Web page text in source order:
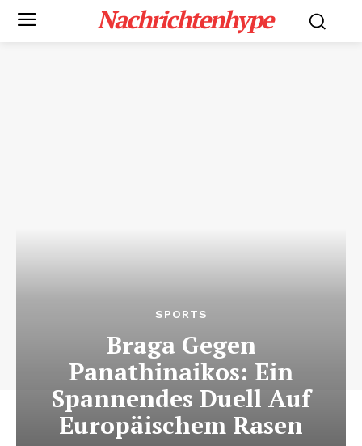
Nachrichtenhype
SPORTS
Braga Gegen
Panathinaikos: Ein
Spannendes Duell Auf
Europäischem Rasen